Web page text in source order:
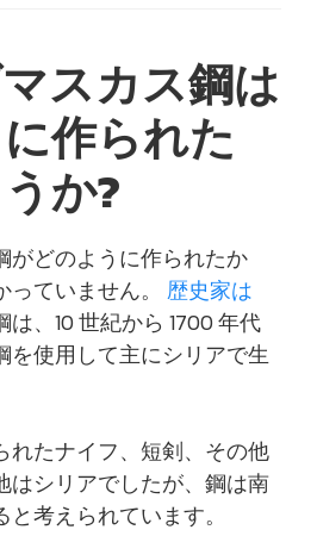
スカス鋼は
作られた
か?
がどのように作られたか
ていません。 歴史家は
、10 世紀から 1700 年代
を使用して主にシリアで生
れたナイフ、短剣、その他
はシリアでしたが、鋼は南
考えられています。